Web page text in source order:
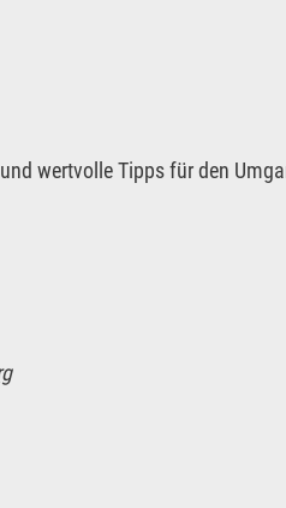
wertvolle Tipps für den